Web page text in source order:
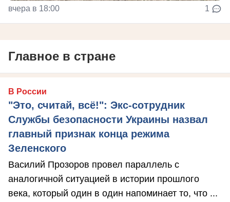
вчера в 18:00 1
Главное в стране
В России
"Это, считай, всё!": Экс-сотрудник
Службы безопасности Украины назвал
главный признак конца режима
Зеленского
Василий Прозоров провел параллель с
аналогичной ситуацией в истории прошлого
века, который один в один напоминает то, что ...